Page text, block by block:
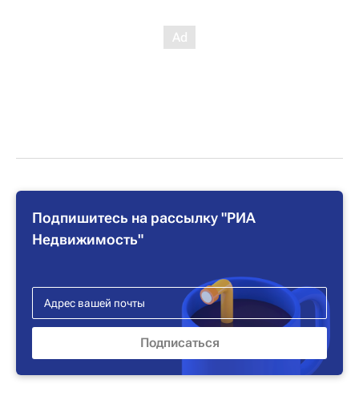
Подпишитесь на рассылку "РИА
Недвижимость"